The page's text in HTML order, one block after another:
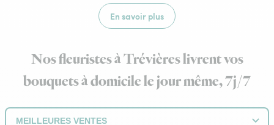
En savoir plus
Nos fleuristes à Trévières livrent vos
bouquets à domicile le jour même, 7j/7